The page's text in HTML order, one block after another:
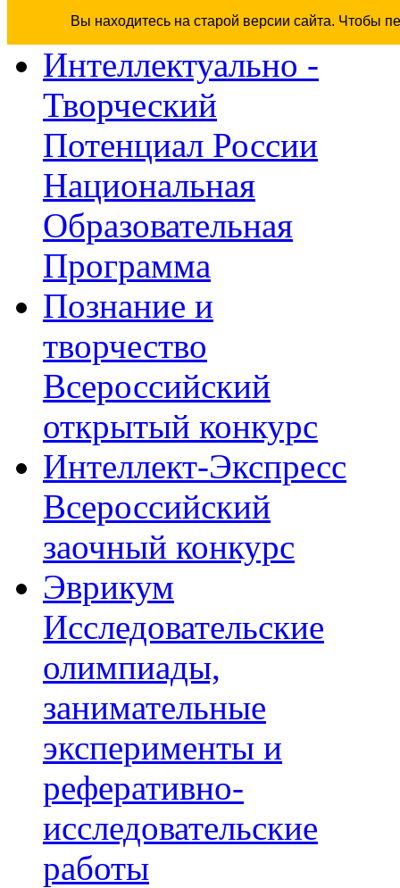
Вы находитесь на старой версии сайта. Чтобы
Интеллектуально -
Творческий
Потенциал России
Национальная
Образовательная
Программа
Познание и
творчество
Всероссийский
открытый конкурс
Интеллект-Экспресс
Всероссийский
заочный конкурс
Эврикум
Исследовательские
олимпиады,
занимательные
эксперименты и
реферативно-
исследовательские
работы